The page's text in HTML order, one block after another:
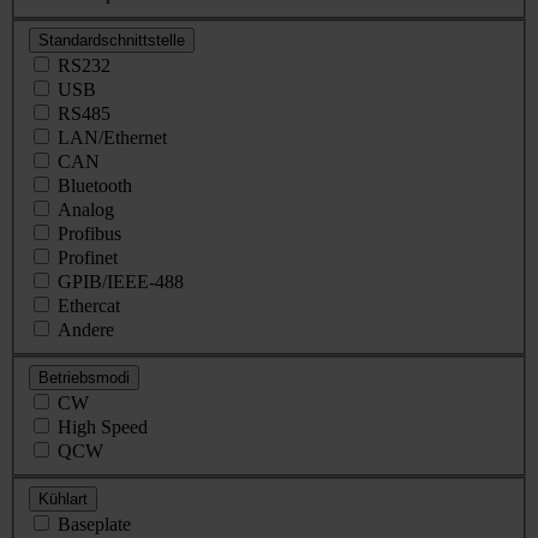
Standardschnittstelle
RS232
USB
RS485
LAN/Ethernet
CAN
Bluetooth
Analog
Profibus
Profinet
GPIB/IEEE-488
Ethercat
Andere
Betriebsmodi
CW
High Speed
QCW
Kühlart
Baseplate